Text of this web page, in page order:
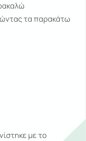
τα παρακάτω
με το